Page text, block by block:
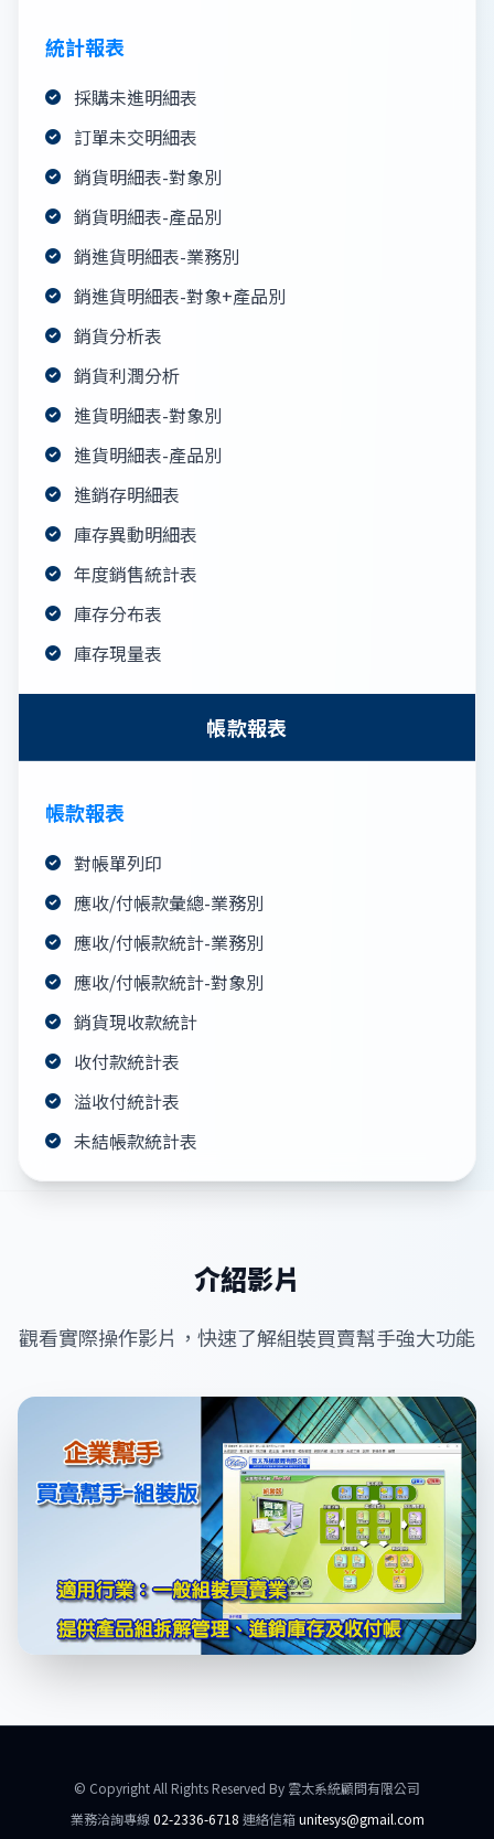
統計報表
採購未進明細表
訂單未交明細表
銷貨明細表-對象別
銷貨明細表-產品別
銷進貨明細表-業務別
銷進貨明細表-對象+產品別
銷貨分析表
銷貨利潤分析
進貨明細表-對象別
進貨明細表-產品別
進銷存明細表
庫存異動明細表
年度銷售統計表
庫存分布表
庫存現量表
帳款報表
帳款報表
對帳單列印
應收/付帳款彙總-業務別
應收/付帳款統計-業務別
應收/付帳款統計-對象別
銷貨現收款統計
收付款統計表
溢收付統計表
未結帳款統計表
介紹影片
觀看實際操作影片，快速了解組裝買賣幫手強大功能
© Copyright All Rights Reserved By 雲太系統顧問有限公司
業務洽詢專線 02-2336-6718 連絡信箱unitesys@gmail.com